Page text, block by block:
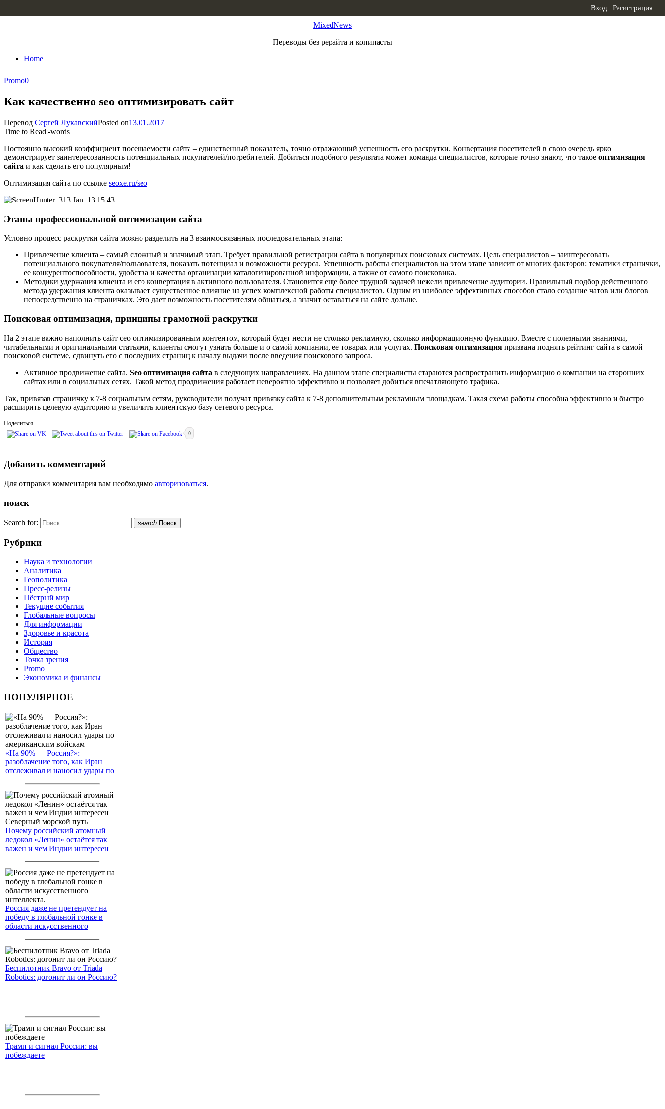
MixedNews
Переводы без рерайта и копипасты
Home
Вход | Регистрация
Promo0
Как качественно seo оптимизировать сайт
Перевод Сергей ЛукавскийPosted on13.01.2017
Time to Read:-words
Постоянно высокий коэффициент посещаемости сайта – единственный показатель, точно отражающий успешность его раскрутки. Конвертация посетителей в свою очередь ярко
демонстрирует заинтересованность потенциальных покупателей/потребителей. Добиться подобного результата может команда специалистов, которые точно знают, что такое оптимизация
сайта и как сделать его популярным!
Оптимизация сайта по ссылке seoxe.ru/seo
Этапы профессиональной оптимизации сайта
Условно процесс раскрутки сайта можно разделить на 3 взаимосвязанных последовательных этапа:
Привлечение клиента – самый сложный и значимый этап. Требует правильной регистрации сайта в популярных поисковых системах. Цель специалистов – заинтересовать
потенциального покупателя/пользователя, показать потенциал и возможности ресурса. Успешность работы специалистов на этом этапе зависит от многих факторов: тематики странички,
ее конкурентоспособности, удобства и качества организации каталогизированной информации, а также от самого поисковика.
Методики удержания клиента и его конвертация в активного пользователя. Становится еще более трудной задачей нежели привлечение аудитории. Правильный подбор действенного
метода удержания клиента оказывает существенное влияние на успех комплексной работы специалистов. Одним из наиболее эффективных способов стало создание чатов или блогов
непосредственно на страничках. Это дает возможность посетителям общаться, а значит оставаться на сайте дольше.
Поисковая оптимизация, принципы грамотной раскрутки
На 2 этапе важно наполнить сайт сео оптимизированным контентом, который будет нести не столько рекламную, сколько информационную функцию. Вместе с полезными знаниями,
читабельными и оригинальными статьями, клиенты смогут узнать больше и о самой компании, ее товарах или услугах. Поисковая оптимизация призвана поднять рейтинг сайта в самой
поисковой системе, сдвинуть его с последних страниц к началу выдачи после введения поискового запроса.
Активное продвижение сайта. Seo оптимизация сайта в следующих направлениях. На данном этапе специалисты стараются распространить информацию о компании на сторонних
сайтах или в социальных сетях. Такой метод продвижения работает невероятно эффективно и позволяет добиться впечатляющего трафика.
Так, привязав страничку к 7-8 социальным сетям, руководители получат привязку сайта к 7-8 дополнительным рекламным площадкам. Такая схема работы способна эффективно и быстро
расширить целевую аудиторию и увеличить клиентскую базу сетевого ресурса.
Поделиться...
0
Добавить комментарий
Для отправки комментария вам необходимо авторизоваться.
поиск
Search for: search Поиск
Рубрики
Наука и технологии
Аналитика
Геополитика
Пресс-релизы
Пёстрый мир
Текущие события
Глобальные вопросы
Для информации
Здоровье и красота
История
Общество
Точка зрения
Promo
Экономика и финансы
ПОПУЛЯРНОЕ
«На 90% — Россия?»:
разоблачение того, как Иран
отслеживал и наносил удары по
американским войскам
Почему российский атомный
ледокол «Ленин» остаётся так
важен и чем Индии интересен
Северный морской путь
Россия даже не претендует на
победу в глобальной гонке в
области искусственного
Беспилотник Bravo от Triada
Robotics: догонит ли он Россию?
Трамп и сигнал России: вы
побеждаете